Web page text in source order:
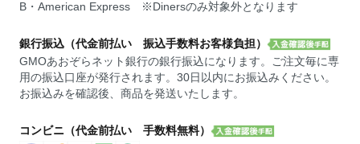
B・American Express ※Dinersのみ対象外となります
銀行振込（代金前払い 振込手数料お客様負担）
GMOあおぞらネット銀行の銀行振込になります。ご注文毎に専
用の振込口座が発行されます。30日以内にお振込みください。
お振込みを確認後、商品を発送いたします。
コンビニ（代金前払い 手数料無料）